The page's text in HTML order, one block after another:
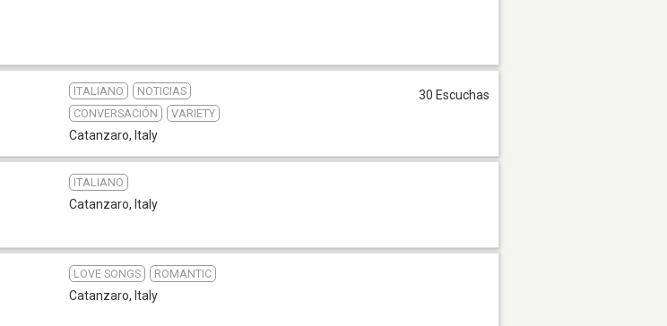
ITALIANO
NOTICIAS
CONVERSACIÓN
VARIETY
Catanzaro, Italy
30 Escuchas
ITALIANO
Catanzaro, Italy
LOVE SONGS ROMANTIC
Catanzaro, Italy